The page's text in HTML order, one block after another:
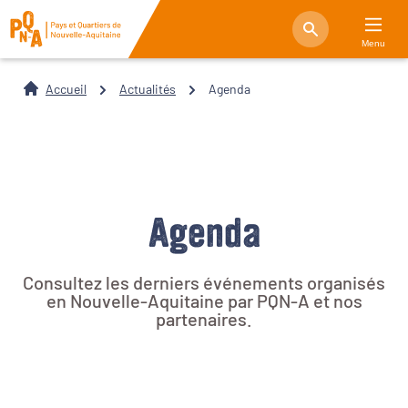
Menu
Accueil Actualités Agenda
Agenda
Consultez les derniers événements organisés
en Nouvelle-Aquitaine par PQN-A et nos
partenaires.